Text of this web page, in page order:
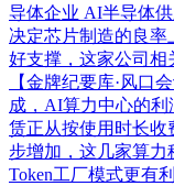
导体企业 AI半导体
决定芯片制造的良
好支撑，这家公司相
【金牌纪要库·风口
成，AI算力中心的
赁正从按使用时长收
步增加，这几家算力
Token工厂模式更有